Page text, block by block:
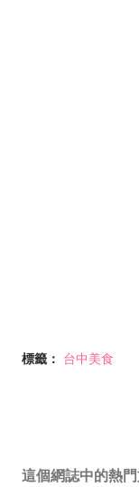
標籤： 台中美食
這個網誌中的熱